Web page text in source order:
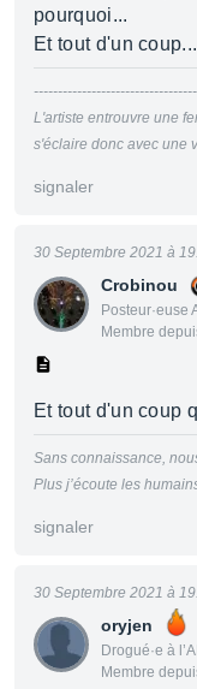
pourquoi...
Et tout d'un
L'artiste entrouvre une
s'éclaire donc avec une
signaler
Crobinou
Posteur·euse
Membre
30 Septembre 2021 à
Et tout d'un coup
Sans connaissance,
Plus j’écoute les
signaler
oryjen
Drogué·e à
Membre
30 Septembre 2021 à